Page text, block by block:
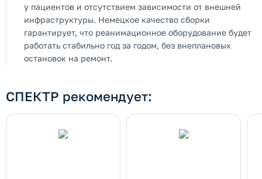
у пациентов и отсутствием зависимости от внешней
инфраструктуры. Немецкое качество сборки
гарантирует, что реанимационное оборудование будет
работать стабильно год за годом, без внеплановых
остановок на ремонт.
СПЕКТР рекомендует: